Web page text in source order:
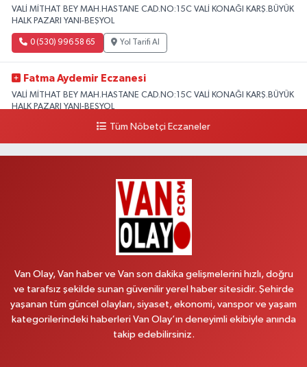
VALİ MİTHAT BEY MAH.HASTANE CAD.NO:15C VALİ KONAĞI KARŞ.BÜYÜK
HALK PAZARI YANI-BEŞYOL
0 (530) 996 58 65 Yol Tarifi Al
Fatma Aydemir Eczanesi
VALİ MİTHAT BEY MAH.HASTANE CAD.NO:15C VALİ KONAĞI KARŞ.BÜYÜK
HALK PAZARI YANI-BEŞYOL
Yol Tarifi Al
CUMHURİYET MAH.ZÜBEYDE HANIM CAD.DIŞ KAPI NO:34 A lokman
Yol Tarifi Al
Hekimoğlu Eczanesi
0 (541) 147 65 65 Yol Tarifi Al
Koç Eczanesi
CUMHURİYET MAH.KONAK SK.NO:6
Tüm Nöbetçi Eczaneler
Van Olay, Van haber ve Van son dakika gelişmelerini hızlı, doğru
ve tarafsız şekilde sunan güvenilir yerel haber sitesidir. Şehirde
yaşanan tüm güncel olayları, siyaset, ekonomi, vanspor ve yaşam
kategorilerindeki haberleri Van Olay’ın deneyimli ekibiyle anında
takip edebilirsiniz.